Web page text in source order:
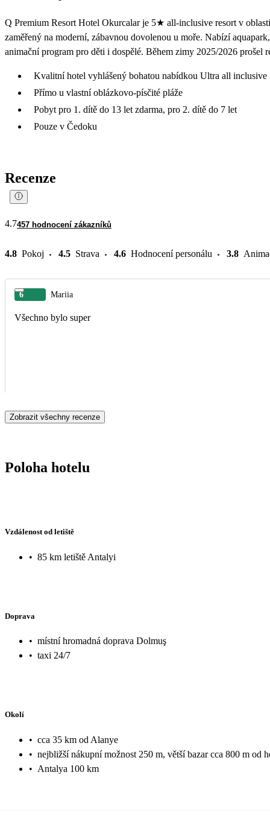
15 259
Q Premium Resort Hotel Okurcalar je 5★ all-inclusive resort v
zaměřený na moderní, zábavnou dovolenou u moře. Nabízí
animační program pro děti i dospělé. Během zimy 2025/2026 prošel
Kvalitní hotel vyhlášený bohatou nabídkou Ultra all inclusive
Přímo u vlastní oblázkovo-písčité pláže
Pobyt pro 1. dítě do 13 let zdarma, pro 2. dítě do 7 let
Pouze v Čedoku
Recenze
4.7457 hodnocení zákazníků
4.8 Pokoj 4.5 Strava 4.6 Hodnocení personálu 3.8
6 Mariia
Všechno bylo super
Zobrazit všechny recenze
Poloha hotelu
Vzdálenost od letiště
• 85 km letiště Antalyi
Doprava
• místní hromadná doprava Dolmuş
• taxi 24/7
Okolí
• cca 35 km od Alanye
• nejbližší nákupní možnost 250 m, větší bazar cca 800 m od
• Antalya 100 km